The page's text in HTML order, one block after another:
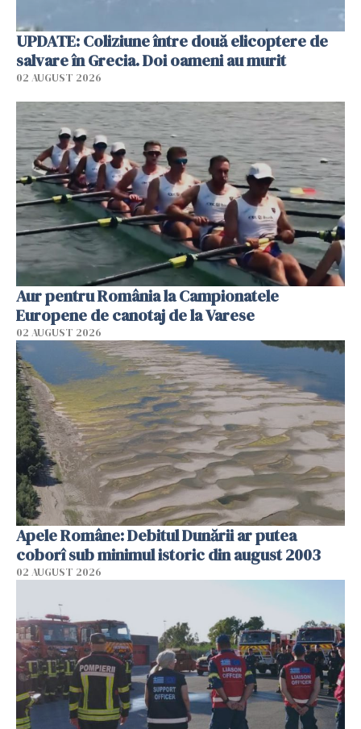
UPDATE: Coliziune între două elicoptere de
salvare în Grecia. Doi oameni au murit
02 AUGUST 2026
Aur pentru România la Campionatele
Europene de canotaj de la Varese
02 AUGUST 2026
Apele Române: Debitul Dunării ar putea
coborî sub minimul istoric din august 2003
02 AUGUST 2026